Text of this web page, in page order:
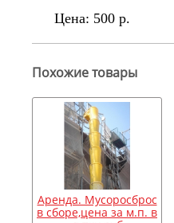
Цена: 500 р.
Похожие товары
Аренда. Мусоросброс
в сборе,цена за м.п. в